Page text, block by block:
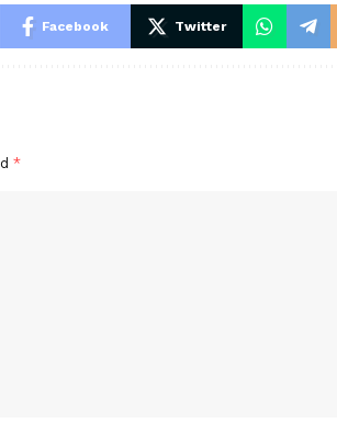
Facebook Twitter
*